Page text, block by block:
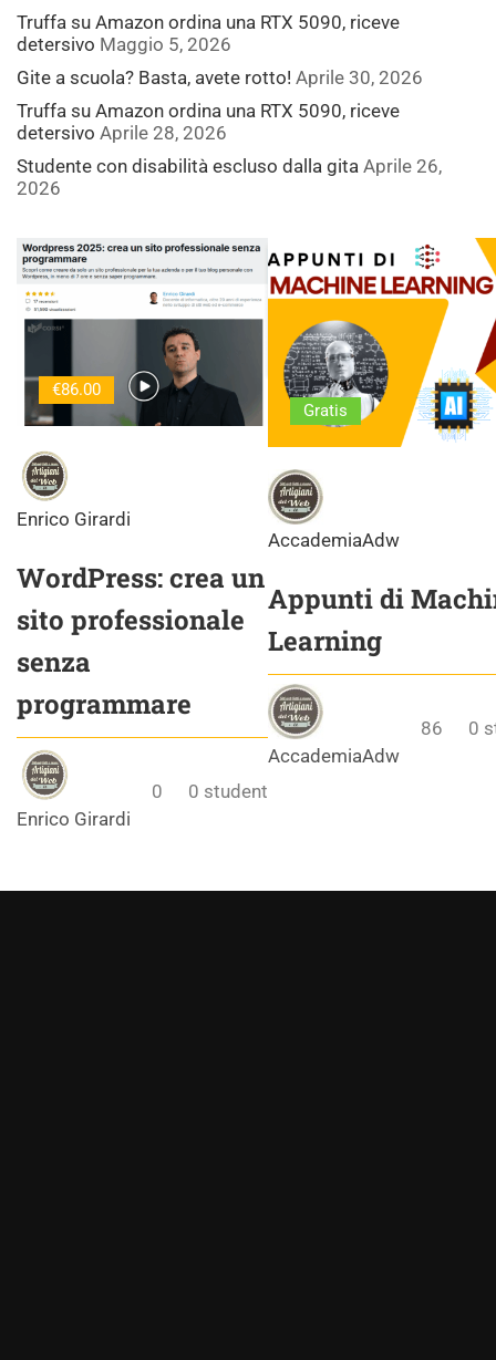
Truffa su Amazon ordina una RTX 5090, riceve
detersivo Maggio 5, 2026
Gite a scuola? Basta, avete rotto! Aprile 30, 2026
Truffa su Amazon ordina una RTX 5090, riceve
detersivo Aprile 28, 2026
Studente con disabilità escluso dalla gita Aprile 26,
2026
€86.00
Enrico Girardi
WordPress: crea un
sito professionale
senza
programmare
Enrico Girardi
0 0 student
Gratis
AccademiaAdw
Appunti di
Learning
AccademiaAdw
86 0